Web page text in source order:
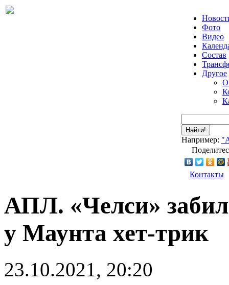
Фото
Видео
Состав
Другое
О
Найти!
Например:
Контакты
АПЛ. «Челси»
у Маунта хет-трик
23.10.2021, 20:20